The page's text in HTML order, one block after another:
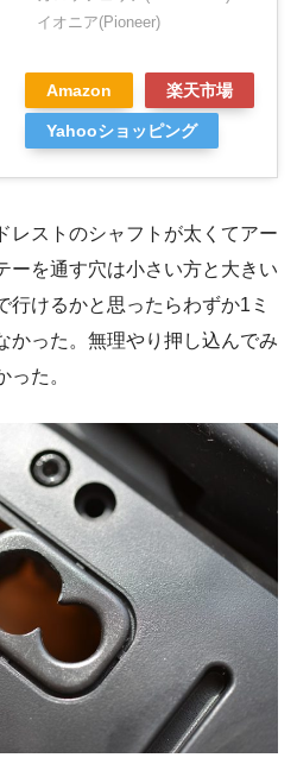
イオニア(Pioneer)
Amazon 楽天市場
Yahooショッピング
レストのシャフトが太くてアー
ーを通す穴は小さい方と大きい
行けるかと思ったらわずか1ミ
かった。無理やり押し込んでみ
た。